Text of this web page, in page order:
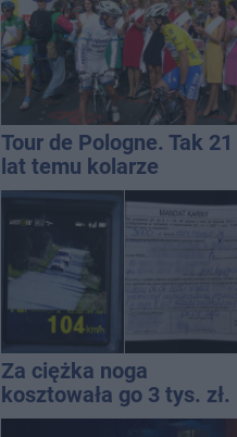
Tour de Pologne. Tak 21
lat temu kolarze
startowali z
Inowrocławia
Za ciężka noga
kosztowała go 3 tys. zł.
Do tego 13 punktów